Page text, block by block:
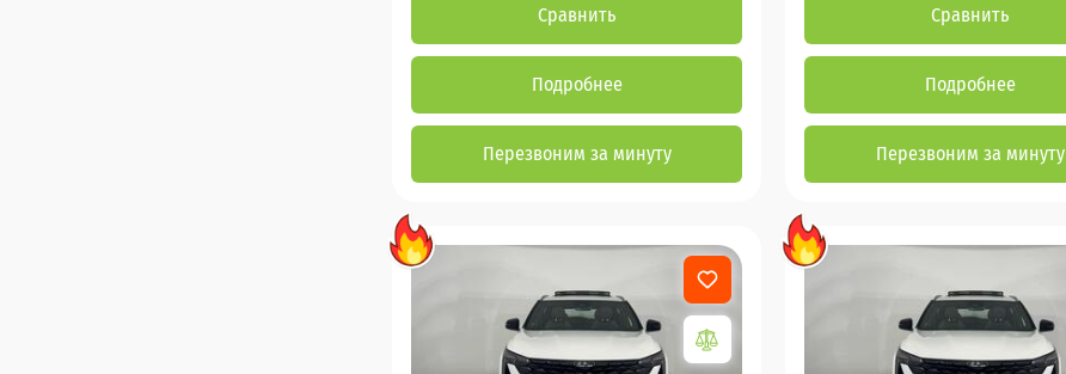
Сравнить
Подробнее
Перезвоним за минуту
Сравнить
Подробнее
Перезвоним за минуту